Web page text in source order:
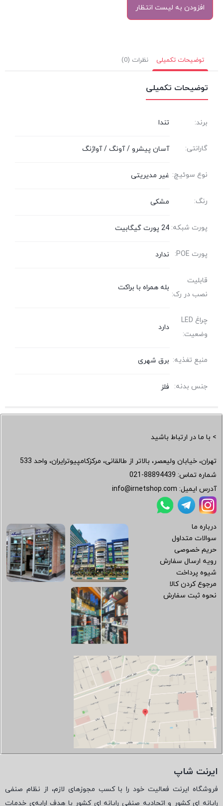
توضیحات تکمیلی نظرات (0)
توضیحات تکمیلی
برند: تندا
گارانتی: آسان پیشرو / آونگ / آواژنگ
نوع سوئیچ: غیر مدیریتی
رنگ: مشکی
پورت شبکه: 24 پورت گیگابیت
پورت POE: ندارد
قابلیت
نصب در رک:
بله همراه با براکت
چراغ LED
وضعیت:
دارد
منبع تغذیه: برق شهری
جنس بدنه: فلز
> با ما در ارتباط باشید
تهران، خیابان ولیعصر، بالاتر از طالقانی، مرکزکامپیوترایران، واحد 533
شماره تماس: 021-88894439
آدرس ایمیل: info@irnetshop.com
درباره ما
سوالات متداول
حریم خصوصی
رویه ارسال سفارش
شیوه پرداخت
مرجوع کردن کالا
نحوه ثبت سفارش
ایرنت شاپ
فروشگاه ایرنت فعالیت خود را با کسب مجوزهای لازم، از نظام صنفی
رایانه ای کشور و اتحادیه صنفی رایانه ای کشور با هدف ارایه‌ی خدمات